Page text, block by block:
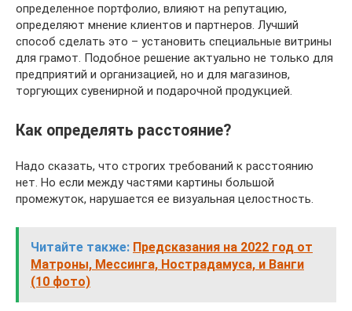
определенное портфолио, влияют на репутацию,
определяют мнение клиентов и партнеров. Лучший
способ сделать это – установить специальные витрины
для грамот. Подобное решение актуально не только для
предприятий и организацией, но и для магазинов,
торгующих сувенирной и подарочной продукцией.
Как определять расстояние?
Надо сказать, что строгих требований к расстоянию
нет. Но если между частями картины большой
промежуток, нарушается ее визуальная целостность.
Читайте также: Предсказания на 2022 год от
Матроны, Мессинга, Нострадамуса, и Ванги
(10 фото)